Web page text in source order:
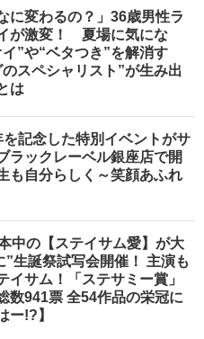
に変わるの？」36歳男性ラ
が激変！ 夏場に気にな
”や“ベタつき”を解消す
スペシャリスト”が生み出
は
記念した特別イベントがサ
ラックレーベル銀座店で開
自分らしく～笑顔あふれ
中の【ステイサム愛】が大
”生誕祭試写会開催！ 主演も
イサム！「ステサミー賞」
数941票 全54作品の栄冠に
ー!?】